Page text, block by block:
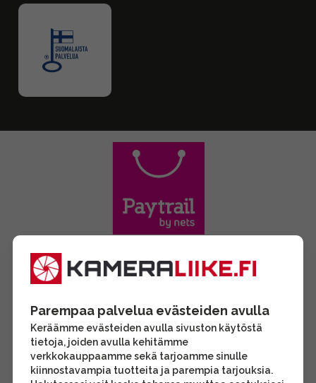
Parempaa palvelua evästeiden avulla
Keräämme evästeiden avulla sivuston käytöstä
tietoja, joiden avulla kehitämme
verkkokauppaamme sekä tarjoamme sinulle
kiinnostavampia tuotteita ja parempia tarjouksia.